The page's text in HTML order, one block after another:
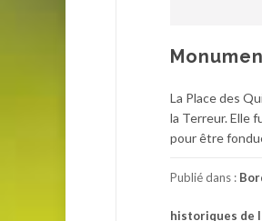
La Place des
la Terreur. Elle
pour être
Publié dans :
historiques de